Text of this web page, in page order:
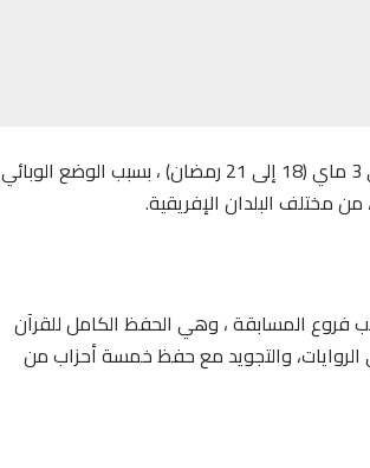
وعرفت دورة 2021 من المسابقة ، التي نظمت عن بعد ، في الفترة من 1 إلى 3 ماي (18 إلى 21 رمضان) ، بسبب الوضع الوبائي
المسابقة ، وهي الحفظ الكامل للقرآن
الروايات، والتجويد مع حفظ خمسة أحزاب من